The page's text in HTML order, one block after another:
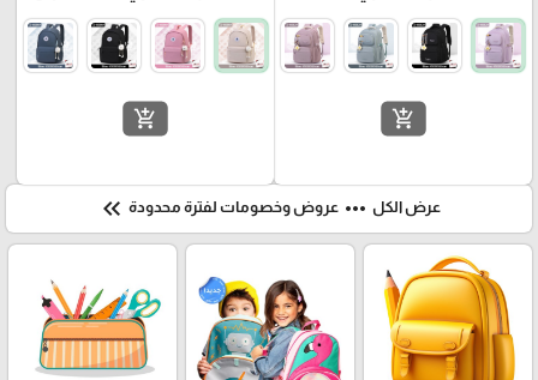
add_shopping_cart
add_shopping_cart
عرض الكل more_horiz عروض وخصومات لفترة محدودة keyboard_double_arrow_left